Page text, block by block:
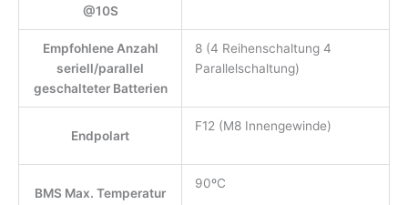
@10S
Empfohlene Anzahl
seriell/parallel
geschalteter Batterien
8 (4 Reihenschaltung 4
Parallelschaltung)
Endpolart
F12 (M8 Innengewinde)
BMS Max. Temperatur
90ºC